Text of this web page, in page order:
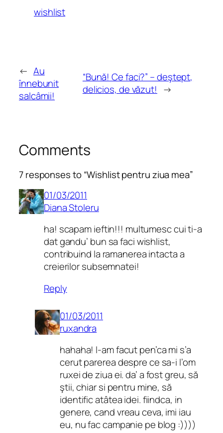
wishlist
← Au
înnebunit
salcâmii!
“Bună! Ce faci?” – deştept,
delicios, de văzut! →
Comments
7 responses to “Wishlist pentru ziua mea”
01/03/2011
Diana Stoleru
ha! scapam ieftin!!! multumesc cui ti-a
dat gandu’ bun sa faci wishlist,
contribuind la ramanerea intacta a
creierilor subsemnatei!
Reply
01/03/2011
ruxandra
hahaha! l-am facut pen’ca mi s’a
cerut parerea despre ce sa-i l’om
ruxei de ziua ei. da’ a fost greu, să
ştii, chiar si pentru mine, să
identific atâtea idei. fiindca, in
genere, cand vreau ceva, imi iau
eu, nu fac campanie pe blog :))))